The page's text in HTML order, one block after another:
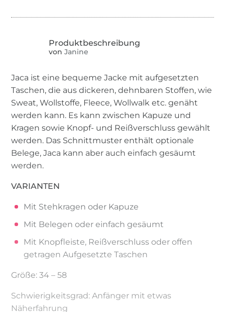
von Janine
Jaca ist eine bequeme Jacke mit aufgesetzten
Taschen, die aus dickeren, dehnbaren Stoffen, wie
Sweat, Wollstoffe, Fleece, Wollwalk etc. genäht
werden kann. Es kann zwischen Kapuze und
Kragen sowie Knopf- und Reißverschluss gewählt
werden. Das Schnittmuster enthält optionale
Belege, Jaca kann aber auch einfach gesäumt
werden.
VARIANTEN
Mit Stehkragen oder Kapuze
Mit Belegen oder einfach gesäumt
Mit Knopfleiste, Reißverschluss oder offen
getragen Aufgesetzte Taschen
Größe: 34 – 58
Schwierigkeitsgrad: Anfänger mit etwas
Näherfahrung